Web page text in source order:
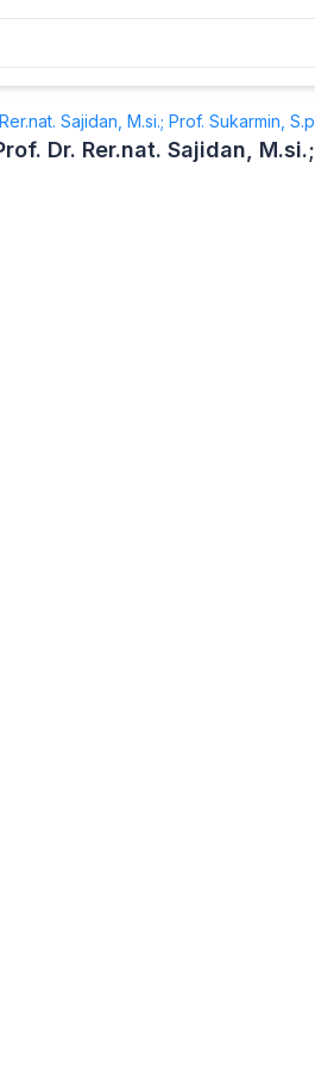
Sajidan, M.si.; Prof. Sukarmin,
Dr. Rer.nat. Sajidan,